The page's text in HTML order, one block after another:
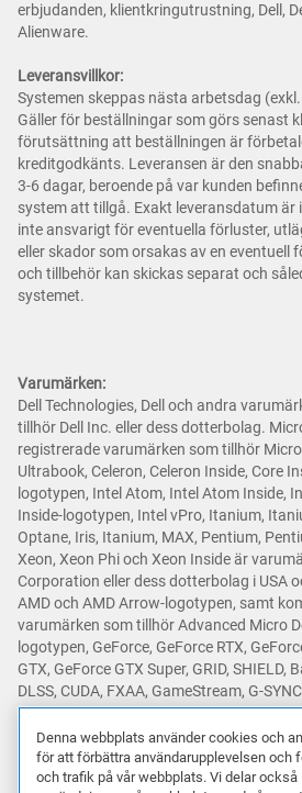
erbjudanden, klientkringutrustning, Dell,
Alienware.
Leveransvillkor:
Systemen skeppas nästa arbetsdag
Gäller för beställningar som görs senast
förutsättning att beställningen är
kreditgodkänts. Leveransen är den
3-6 dagar, beroende på var kunden
system att tillgå. Exakt leveransdatum är
inte ansvarigt för eventuella förluster,
eller skador som orsakas av en eventuell
och tillbehör kan skickas separat och
systemet.
Varumärken:
Dell Technologies, Dell och andra
tillhör Dell Inc. eller dess dotterbolag.
registrerade varumärken som tillhör
Ultrabook, Celeron, Celeron Inside, Core
logotypen, Intel Atom, Intel Atom Inside,
Inside-logotypen, Intel vPro, Itanium,
Optane, Iris, Itanium, MAX, Pentium,
Xeon, Xeon Phi och Xeon Inside är
Corporation eller dess dotterbolag i USA
AMD och AMD Arrow-logotypen, samt
varumärken som tillhör Advanced Micro
logotypen, GeForce, GeForce RTX,
GTX, GeForce GTX Super, GRID, SHIELD,
DLSS, CUDA, FXAA, GameStream, G-
NVLINK, ShadowPlay, SLI, TXAA, PhysX,
GeForce NOW, Maxwell, Pascal och
registrerade varumärken som tillhör
andra länder. Snapdragon är ett
Denna webbplats använder cookies och
för att förbättra användarupplevelsen och
och trafik på vår webbplats. Vi delar